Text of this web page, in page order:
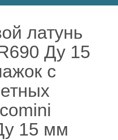
латунь
Ду 15
с
15 мм